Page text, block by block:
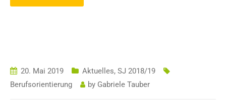
20. Mai 2019 Aktuelles, SJ 2018/19
Berufsorientierung
by Gabriele Tauber